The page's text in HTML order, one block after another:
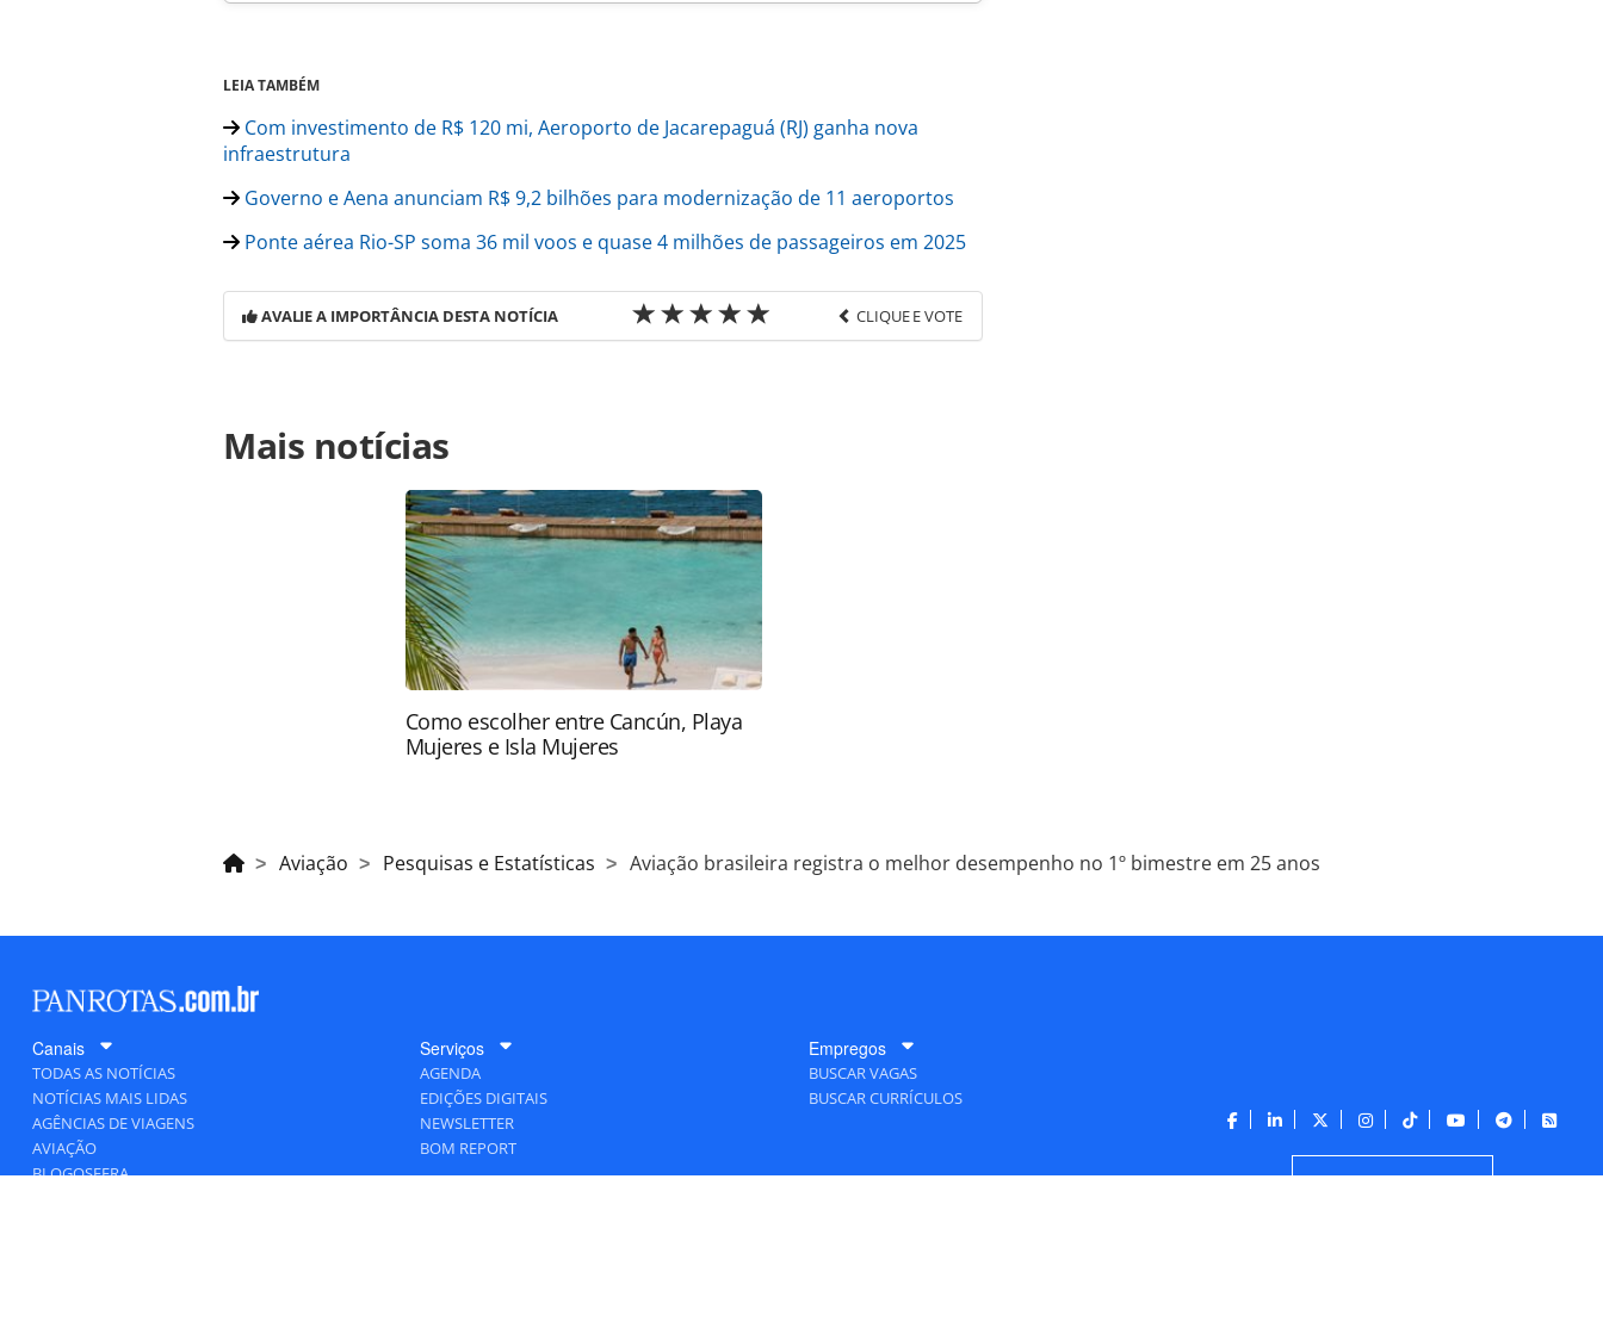
LEIA TAMBÉM
Com investimento de R$ 120 mi, Aeroporto de Jacarepaguá (RJ) ganha nova
infraestrutura
Governo e Aena anunciam R$ 9,2 bilhões para modernização de 11 aeroportos
Ponte aérea Rio-SP soma 36 mil voos e quase 4 milhões de passageiros em 2025
AVALIE A IMPORTÂNCIA DESTA NOTÍCIA CLIQUE E VOTE
https://www.panrotas.com.br/aviacao/pesquisas-e-estatisticas/2026/03/aviacao-
brasileira-movimenta-quase-23-milhoes-de-passageiros-no-1o-bimestre_226960.html
ou as ferramentas oferecidas na página. Todo o conteúdo produzido pela PANROTAS
Editora é protegido pela legislação brasileira sobre direito autoral. Não reproduza o
conteúdo sem autorização da PANROTAS Editora (copyright@panrotas.com.br).
Mais notícias
Como escolher entre Cancún, Playa
Mujeres e Isla Mujeres
Aviação Pesquisas e Estatísticas Aviação brasileira registra o melhor desempenho no 1º bimestre em 25 anos
Canais
TODAS AS NOTÍCIAS
NOTÍCIAS MAIS LIDAS
AGÊNCIAS DE VIAGENS
AVIAÇÃO
BLOGOSFERA
Serviços
AGENDA
EDIÇÕES DIGITAIS
NEWSLETTER
BOM REPORT
Empregos
BUSCAR VAGAS
BUSCAR CURRÍCULOS
CONTATO